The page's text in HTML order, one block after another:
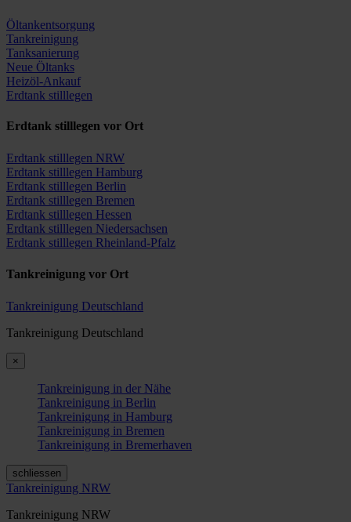
Öltankentsorgung
Tankreinigung
Tanksanierung
Neue Öltanks
Heizöl-Ankauf
Erdtank stilllegen
Erdtank stilllegen vor Ort
Erdtank stilllegen NRW
Erdtank stilllegen Hamburg
Erdtank stilllegen Berlin
Erdtank stilllegen Bremen
Erdtank stilllegen Hessen
Erdtank stilllegen Niedersachsen
Erdtank stilllegen Rheinland-Pfalz
Tankreinigung vor Ort
Tankreinigung Deutschland
Tankreinigung Deutschland
×
Tankreinigung in der Nähe
Tankreinigung in Berlin
Tankreinigung in Hamburg
Tankreinigung in Bremen
Tankreinigung in Bremerhaven
schliessen
Tankreinigung NRW
Tankreinigung NRW